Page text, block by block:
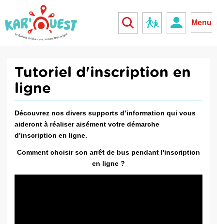
Menu
Réseau scolaire
Tutoriel d'inscription en
ligne
Découvrez nos divers supports d’information qui vous
aideront à réaliser aisément votre démarche
d’inscription en ligne.
Comment choisir son arrêt de bus pendant l'inscription
en ligne ?